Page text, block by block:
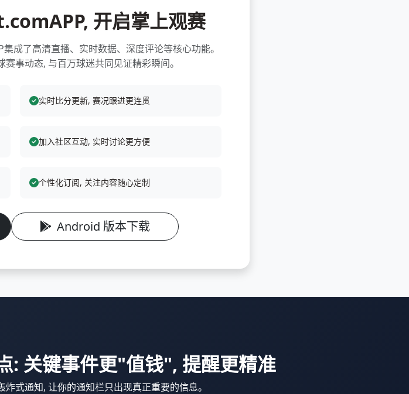
开启掌上观赛
成了高清直播、实时数据、深度评论等核心功能。
事动态, 与百万球迷共同见证精彩瞬间。
实时比分更新, 赛况跟进更连贯
加入社区互动, 实时讨论更方便
个性化订阅, 关注内容随心定制
Android 版本下载
关键事件更"值钱", 提醒更精准
式通知, 让你的通知栏只出现真正重要的信息。